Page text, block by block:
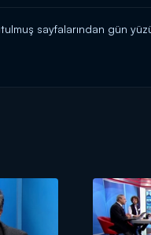
sayfalarından gün
atmadan donarak mı